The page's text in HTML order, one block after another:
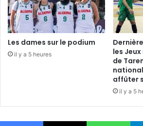
Les dames sur le podium
il y a 5 heures
les
de
affûter
il y a 5